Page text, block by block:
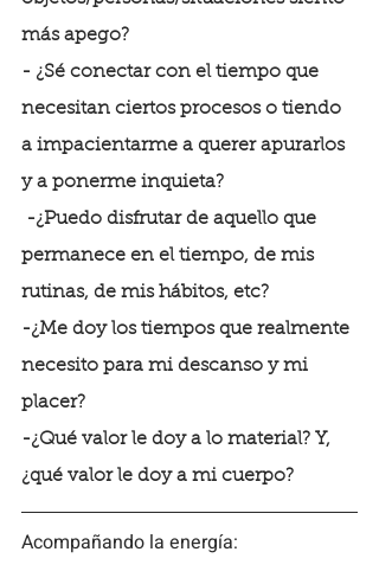
más apego?
- ¿Sé conectar con el tiempo que
necesitan ciertos procesos o tiendo
a impacientarme a querer apurarlos
y a ponerme inquieta?
permanece en el tiempo, de mis
rutinas, de mis hábitos, etc?
-¿Me doy los tiempos que realmente
necesito para mi descanso y mi
placer?
-¿Qué valor le doy a lo material? Y,
¿qué valor le doy a mi cuerpo?
Acompañando la energía: